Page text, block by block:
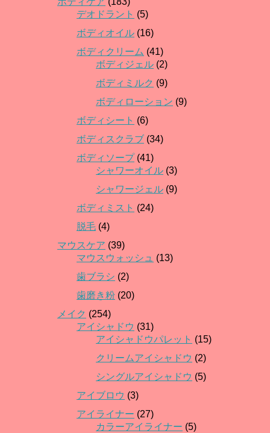
デオドラント (5)
ボディオイル (16)
ボディクリーム (41)
ボディジェル (2)
ボディミルク (9)
ボディローション (9)
ボディシート (6)
ボディスクラブ (34)
ボディソープ(41)
シャワーオイル (3)
シャワージェル (9)
ボディミスト (24)
脱毛 (4)
マウスケア (39)
マウスウォッシュ (13)
歯ブラシ (2)
歯磨き粉 (20)
メイク (254)
アイシャドウ (31)
アイシャドウパレット (15)
クリームアイシャドウ (2)
シングルアイシャドウ (5)
アイブロウ (3)
アイライナー (27)
カラーアイライナー (5)